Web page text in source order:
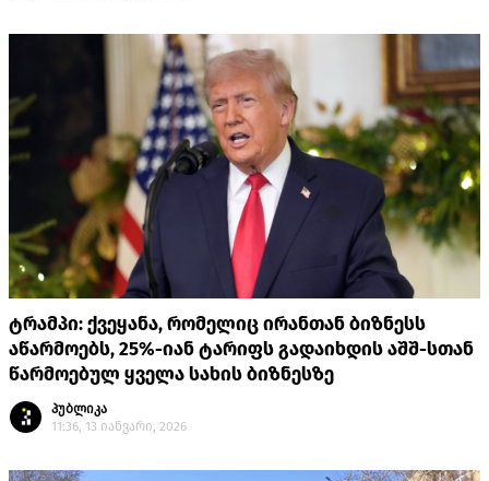
ტრამპი: ქვეყანა, რომელიც ირანთან ბიზნესს
აწარმოებს, 25%-იან ტარიფს გადაიხდის აშშ-სთან
წარმოებულ ყველა სახის ბიზნესზე
პუბლიკა
11:36, 13 იანვარი, 2026